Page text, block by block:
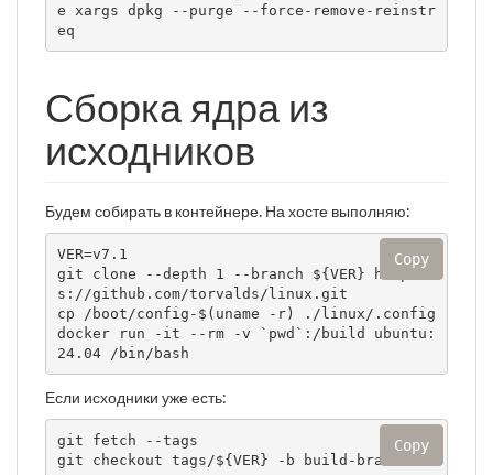
e xargs dpkg --purge --force-remove-reinstr
eq
Сборка ядра из
исходников
Будем собирать в контейнере. На хосте выполняю:
VER=v7.1
git clone --depth 1 --branch ${VER} http
s://github.com/torvalds/linux.git
cp /boot/config-$(uname -r) ./linux/.config
docker run -it --rm -v `pwd`:/build ubuntu:
24.04 /bin/bash
Copy
Если исходники уже есть:
git fetch --tags
git checkout tags/${VER} -b build-branch
Copy